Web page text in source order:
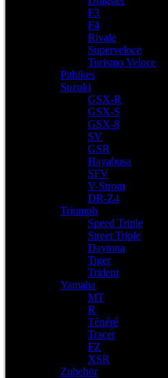
F3
F4
Rivale
Superveloce
Turismo Veloce
Pitbikes
Suzuki
GSX-R
GSX-S
GSX-8
SV
GSR
Hayabusa
SFV
V-Strom
DR-Z4
Triumph
Speed Triple
Street Triple
Daytona
Tiger
Trident
Yamaha
MT
R
Ténéré
Tracer
FZ
XSR
Zubehör